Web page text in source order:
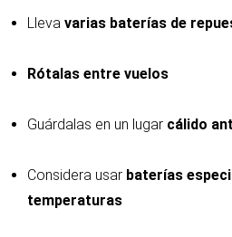
Lleva varias baterías de
Rótalas entre vuelos
Guárdalas en un lugar cálido
Considera usar baterías
temperaturas